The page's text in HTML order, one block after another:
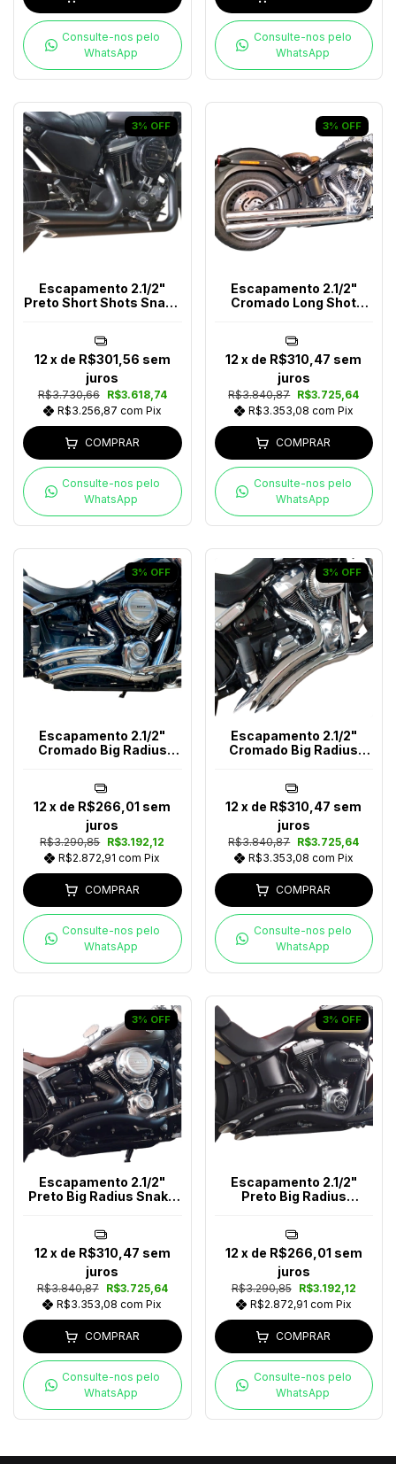
Consulte-nos pelo
WhatsApp
Consulte-nos pelo
WhatsApp
3% OFF
Escapamento 2.1/2"
Preto Short Shots Snake
R$3.730,66
R$3.618,74
R$3.256,87 com Pix
12 x de R$301,56 sem
juros
COMPRAR
Consulte-nos pelo
WhatsApp
3% OFF
Escapamento 2.1/2"
Cromado Long Shot
R$3.840,87 R$3.725,64
R$3.353,08 com Pix
12 x de R$310,47 sem
juros
COMPRAR
Consulte-nos pelo
WhatsApp
3% OFF
Escapamento 2.1/2"
Cromado Big Radius
R$3.290,85 R$3.192,12
R$2.872,91com Pix
12 x de R$266,01 sem
juros
COMPRAR
Consulte-nos pelo
WhatsApp
3% OFF
Escapamento 2.1/2"
Cromado Big Radius
R$3.840,87 R$3.725,64
R$3.353,08 com Pix
12 x de R$310,47 sem
juros
COMPRAR
Consulte-nos pelo
WhatsApp
3% OFF
Escapamento 2.1/2"
Preto Big Radius Snake
R$3.840,87
R$3.725,64
R$3.353,08com Pix
12 x de R$310,47 sem
juros
COMPRAR
Consulte-nos pelo
WhatsApp
3% OFF
Escapamento 2.1/2"
Preto Big Radius
R$3.290,85
R$3.192,12
R$2.872,91 com Pix
12 x de R$266,01 sem
juros
COMPRAR
Consulte-nos pelo
WhatsApp